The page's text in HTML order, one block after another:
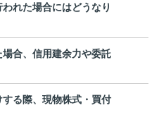
れた場合にはどうなり
合、信用建余力や委託
る際、現物株式・買付